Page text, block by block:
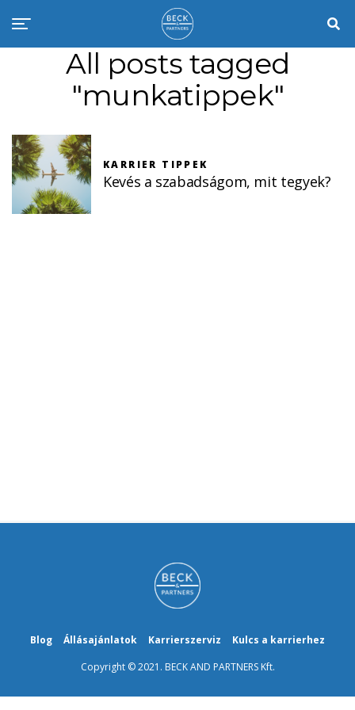
All posts tagged
"munkatippek"
KARRIER TIPPEK
Kevés a szabadságom, mit tegyek?
Blog Állásajánlatok Karrierszerviz
Kulcs a karrierhez
Copyright © 2021. BECK AND PARTNERS Kft.